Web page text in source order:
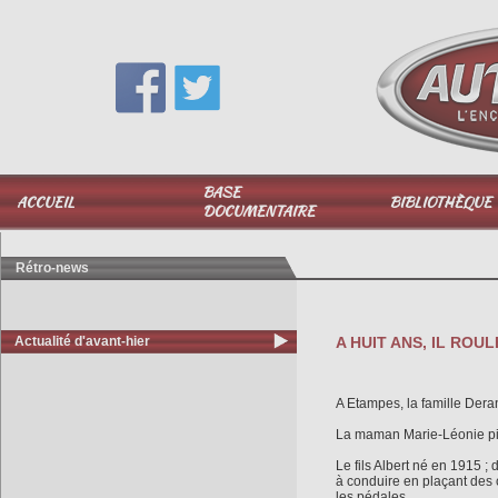
ACCUEIL
BASE
DOCUMENTAIRE
BIBLIOTHÈQUE
06 51 040 025
Rétro-news
Actualité d'avant-hier A HUIT ANS, IL
A Etampes, la famille
La maman Marie-Léonie
Le fils Albert né en 1915 ;
à conduire en plaçant des